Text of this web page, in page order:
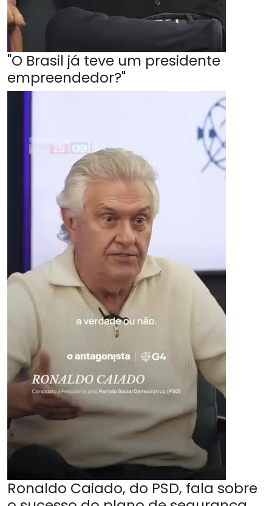
"O Brasil já teve um presidente
empreendedor?"
Ronaldo Caiado, do PSD, fala sobre